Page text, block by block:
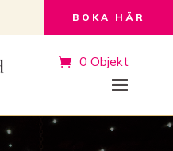
BOKA HÄR
0 Objekt